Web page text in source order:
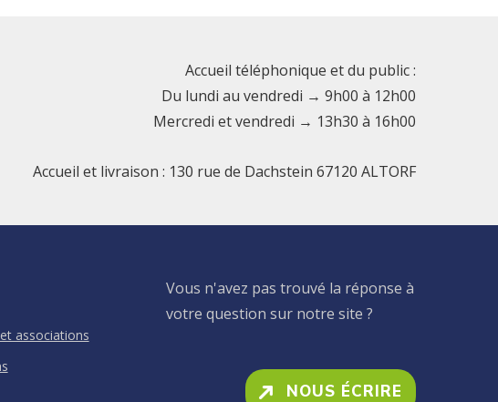
Accueil téléphonique et du public :
Du lundi au vendredi → 9h00 à 12h00
Mercredi et vendredi → 13h30 à 16h00
Accueil et livraison : 130 rue de Dachstein 67120 ALTORF
associations
Vous n'avez pas trouvé la réponse à
votre question sur notre site ?
NOUS ÉCRIRE